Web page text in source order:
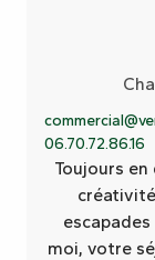
06.70.72.86.16
Toujours
moi, votre